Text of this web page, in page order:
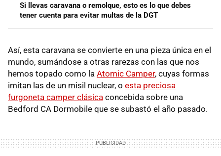
Si llevas caravana o remolque, esto es lo que debes
tener cuenta para evitar multas de la DGT
Así, esta caravana se convierte en una pieza única en el
mundo, sumándose a otras rarezas con las que nos
hemos topado como la Atomic Camper, cuyas formas
imitan las de un misil nuclear, o esta preciosa
furgoneta camper clásica concebida sobre una
Bedford CA Dormobile que se subastó el año pasado.